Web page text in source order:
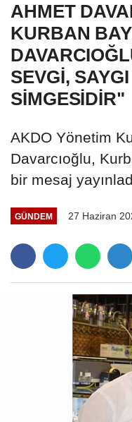
AHMET
KURBAN
SEVGİ,
SİMGESİDİR"
AKDO Yönetim
Davarcıoğlu,
bir mesaj
GÜNDEM 27 Haziran